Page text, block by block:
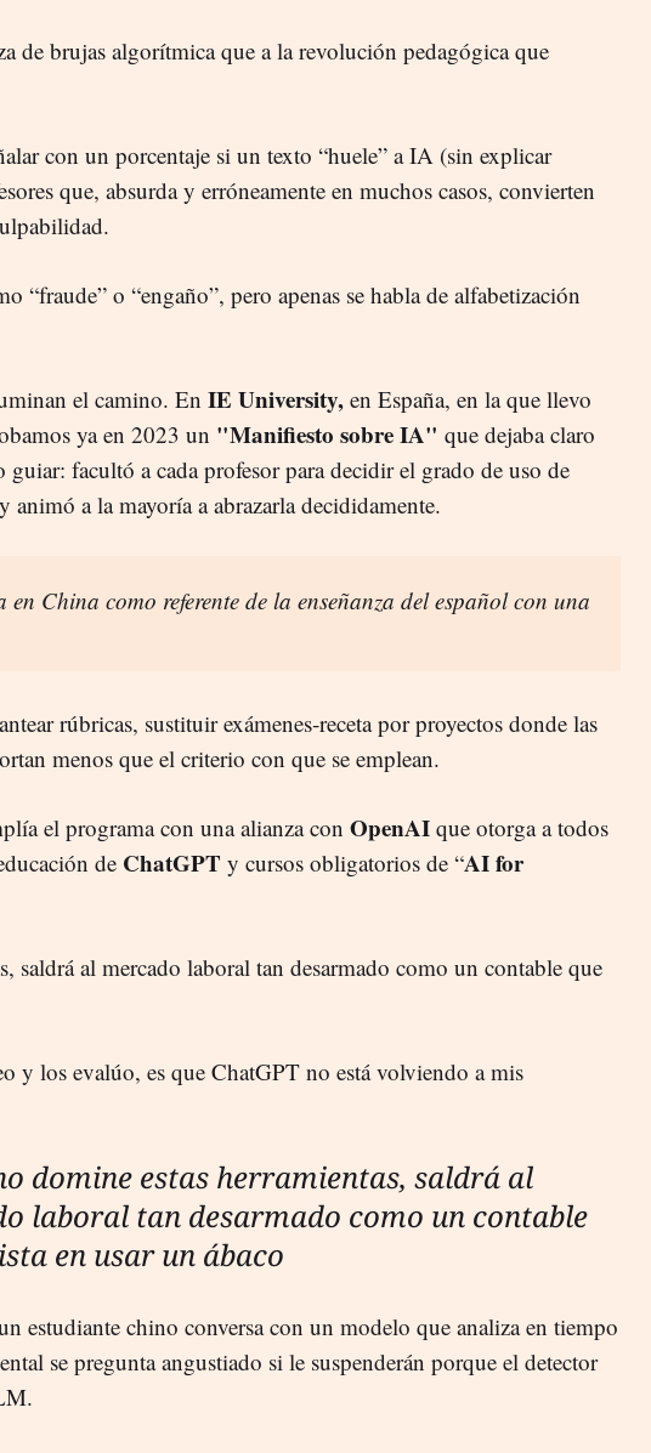
de brujas algorítmica que a la revolución pedagógica que
con un porcentaje si un texto “huele” a IA (sin explicar
que, absurda y erróneamente en muchos casos, convierten
“fraude” o “engaño”, pero apenas se habla de alfabetización
el camino. En IE University, en España, en la que llevo
ya en 2023 un "Manifiesto sobre IA" que dejaba claro
facultó a cada profesor para decidir el grado de uso de
a la mayoría a abrazarla decididamente.
China como referente de la enseñanza del español con una
rúbricas, sustituir exámenes‑receta por proyectos donde las
menos que el criterio con que se emplean.
el programa con una alianza con OpenAI que otorga a todos
de ChatGPT y cursos obligatorios de “AI for
saldrá al mercado laboral tan desarmado como un contable que
y los evalúo, es que ChatGPT no está volviendo a mis
domine estas herramientas, saldrá al
laboral tan desarmado como un contable
en usar un ábaco
estudiante chino conversa con un modelo que analiza en tiempo
se pregunta angustiado si le suspenderán porque el detector